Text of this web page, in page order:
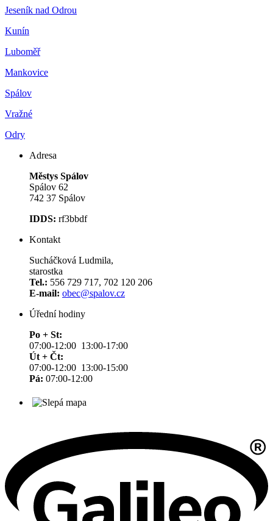
Jeseník nad Odrou
Kunín
Luboměř
Mankovice
Spálov
Vražné
Odry
Adresa
Městys Spálov
Spálov 62
742 37 Spálov
IDDS: rf3bbdf
Kontakt
Sucháčková Ludmila,
starostka
Tel.: 556 729 717, 702 120 206
E-mail: obec@spalov.cz
Úřední hodiny
Po + St:
07:00-12:00 13:00-17:00
Út + Čt:
07:00-12:00 13:00-15:00
Pá: 07:00-12:00